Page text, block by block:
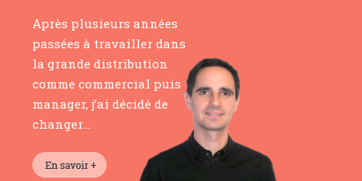
Après plusieurs années
passées à travailler dans
la grande distribution
comme commercial puis
manager, j’ai décidé de
changer…